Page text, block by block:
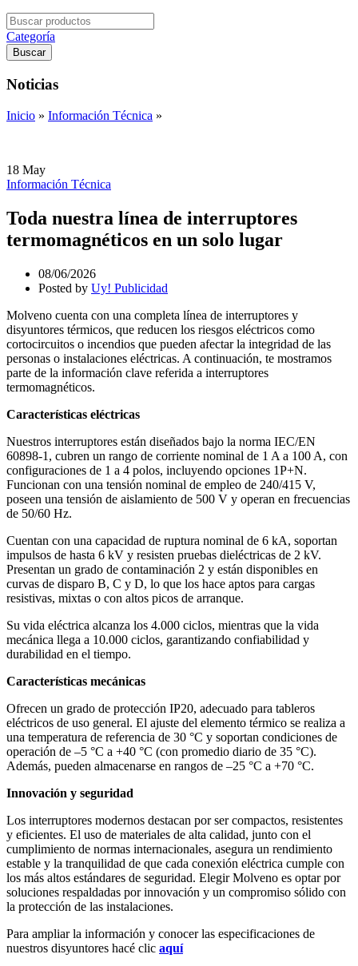
Search
for:
Categoría
Buscar
Noticias
Inicio » Información Técnica »
18 May
Información Técnica
Toda nuestra línea de interruptores
termomagnéticos en un solo lugar
08/06/2026
Posted by Uy! Publicidad
Molveno cuenta con una completa línea de interruptores y
disyuntores térmicos, que reducen los riesgos eléctricos como
cortocircuitos o incendios que pueden afectar la integridad de las
personas o instalaciones eléctricas. A continuación, te mostramos
parte de la información clave referida a interruptores
termomagnéticos.
Características eléctricas
Nuestros interruptores están diseñados bajo la norma IEC/EN
60898-1, cubren un rango de corriente nominal de 1 A a 100 A, con
configuraciones de 1 a 4 polos, incluyendo opciones 1P+N.
Funcionan con una tensión nominal de empleo de 240/415 V,
poseen una tensión de aislamiento de 500 V y operan en frecuencias
de 50/60 Hz.
Cuentan con una capacidad de ruptura nominal de 6 kA, soportan
impulsos de hasta 6 kV y resisten pruebas dieléctricas de 2 kV.
Presentan un grado de contaminación 2 y están disponibles en
curvas de disparo B, C y D, lo que los hace aptos para cargas
resistivas, mixtas o con altos picos de arranque.
Su vida eléctrica alcanza los 4.000 ciclos, mientras que la vida
mecánica llega a 10.000 ciclos, garantizando confiabilidad y
durabilidad en el tiempo.
Características mecánicas
Ofrecen un grado de protección IP20, adecuado para tableros
eléctricos de uso general. El ajuste del elemento térmico se realiza a
una temperatura de referencia de 30 °C y soportan condiciones de
operación de –5 °C a +40 °C (con promedio diario de 35 °C).
Además, pueden almacenarse en rangos de –25 °C a +70 °C.
Innovación y seguridad
Los interruptores modernos destacan por ser compactos, resistentes
y eficientes. El uso de materiales de alta calidad, junto con el
cumplimiento de normas internacionales, asegura un rendimiento
estable y la tranquilidad de que cada conexión eléctrica cumple con
los más altos estándares de seguridad. Elegir Molveno es optar por
soluciones respaldadas por innovación y un compromiso sólido con
la protección de las instalaciones.
Para ampliar la información y conocer las especificaciones de
nuestros disyuntores hacé clic aquí